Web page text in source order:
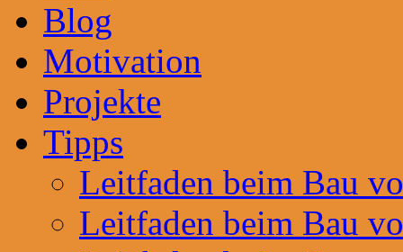
Blog
Motivation
Projekte
Tipps
Leitfaden beim Bau
Leitfaden beim Bau